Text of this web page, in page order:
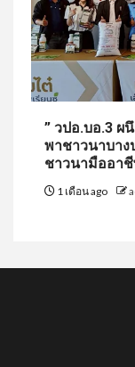
” วปอ.บอ.3 ผ
พาชาวนาบาง
ชาวนามืออาชี
1 เดือน ago